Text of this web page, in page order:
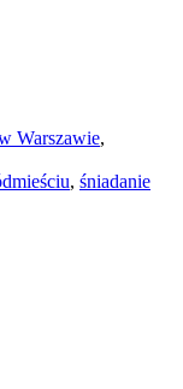
Warszawie,
, śniadanie